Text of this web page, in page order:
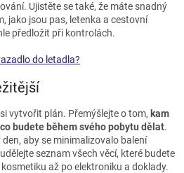
Ujistěte se také, že máte snadný
jako jsou pas, letenka a cestovní
předložit při kontrolách.
do letadla?
vytvořit plán. Přemýšlejte o tom, kam
budete během svého pobytu dělat.
aby se minimalizovalo balení
seznam všech věcí, které budete
až po elektroniku a doklady.